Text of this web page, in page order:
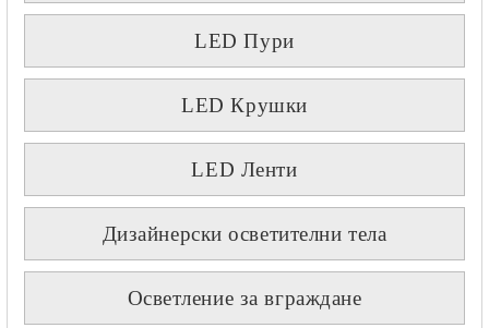
LED Пури
LED Крушки
LED Ленти
Дизайнерски осветителни тела
Осветление за вграждане